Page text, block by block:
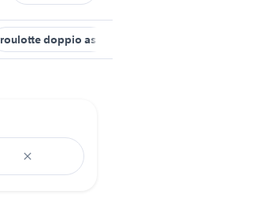
roulotte doppio asse